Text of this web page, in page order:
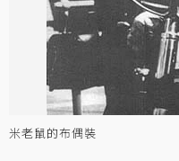
米老鼠的布偶裝